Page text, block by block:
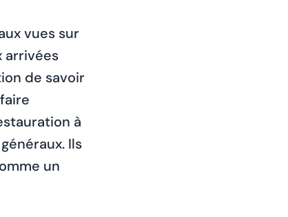
vues sur
arrivées
de savoir
à
Ils
un